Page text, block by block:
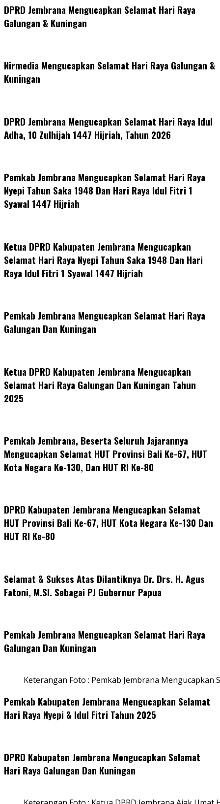
DPRD Jembrana Mengucapkan Selamat Hari Raya
Galungan & Kuningan
Nirmedia Mengucapkan Selamat Hari Raya Galungan &
Kuningan
DPRD Jembrana Mengucapkan Selamat Hari Raya Idul
Adha, 10 Zulhijah 1447 Hijriah, Tahun 2026
Pemkab Jembrana Mengucapkan Selamat Hari Raya
Nyepi Tahun Saka 1948 Dan Hari Raya Idul Fitri 1
Syawal 1447 Hijriah
Ketua DPRD Kabupaten Jembrana Mengucapkan
Selamat Hari Raya Nyepi Tahun Saka 1948 Dan Hari
Raya Idul Fitri 1 Syawal 1447 Hijriah
Pemkab Jembrana Mengucapkan Selamat Hari Raya
Galungan Dan Kuningan
Ketua DPRD Kabupaten Jembrana Mengucapkan
Selamat Hari Raya Galungan Dan Kuningan Tahun
2025
Pemkab Jembrana, Beserta Seluruh Jajarannya
Mengucapkan Selamat HUT Provinsi Bali Ke-67, HUT
Kota Negara Ke-130, Dan HUT RI Ke-80
DPRD Kabupaten Jembrana Mengucapkan Selamat
HUT Provinsi Bali Ke-67, HUT Kota Negara Ke-130 Dan
HUT RI Ke-80
Selamat & Sukses Atas Dilantiknya Dr. Drs. H. Agus
Fatoni, M.SI. Sebagai PJ Gubernur Papua
Pemkab Jembrana Mengucapkan Selamat Hari Raya
Galungan Dan Kuningan
Keterangan Foto : Pemkab Jembrana Mengucapkan
Pemkab Kabupaten Jembrana Mengucapkan Selamat
Hari Raya Nyepi & Idul Fitri Tahun 2025
DPRD Kabupaten Jembrana Mengucapkan Selamat
Hari Raya Galungan Dan Kuningan